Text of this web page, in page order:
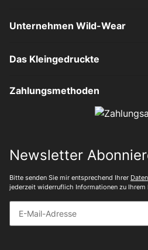
Unternehmen Wild-Wear
Das Kleingedruckte
Zahlungsmethoden
Newsletter
Bitte senden Sie mir entsprechend Ihrer
jederzeit widerruflich Informationen zu